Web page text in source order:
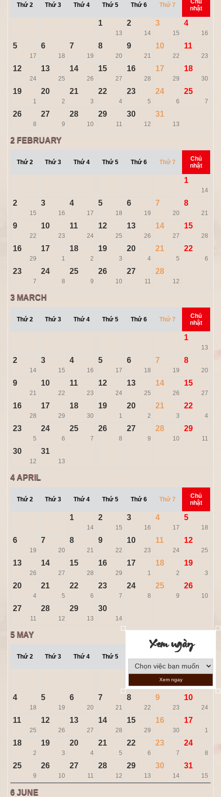
Xem ngày
Xem ngay
Thứ 2 Thứ 3 Thứ 4 Thứ 5 Thứ 6 Thứ 7
Chủ
nhật
1
13
2
14
3
15
4
16
5
17
6
18
7
19
8
20
9
21
10
22
11
23
12
24
13
25
14
26
15
27
16
28
17
29
18
30
19
1
20
2
21
3
22
4
23
5
24
6
25
7
26
8
27
9
28
10
29
11
30
12
31
13
2 FEBRUARY
Thứ 2 Thứ 3 Thứ 4 Thứ 5 Thứ 6 Thứ 7
Chủ
nhật
1
14
2
15
3
16
4
17
5
18
6
19
7
20
8
21
9
22
10
23
11
24
12
25
13
26
14
27
15
28
16
29
17
1
18
2
19
3
20
4
21
5
22
6
23
7
24
8
25
9
26
10
27
11
28
12
3 MARCH
Thứ 2 Thứ 3 Thứ 4 Thứ 5 Thứ 6 Thứ 7
Chủ
nhật
1
13
2
14
3
15
4
16
5
17
6
18
7
19
8
20
9
21
10
22
11
23
12
24
13
25
14
26
15
27
16
28
17
29
18
30
19
1
20
2
21
3
22
4
23
5
24
6
25
7
26
8
27
9
28
10
29
11
30
12
31
13
4 APRIL
Thứ 2 Thứ 3 Thứ 4 Thứ 5 Thứ 6 Thứ 7
Chủ
nhật
1
14
2
15
3
16
4
17
5
18
6
19
7
20
8
21
9
22
10
23
11
24
12
25
13
26
14
27
15
28
16
29
17
1
18
2
19
3
20
4
21
5
22
6
23
7
24
8
25
9
26
10
27
11
28
12
29
13
30
14
5 MAY
Thứ 2 Thứ 3 Thứ 4 Thứ 5
Chủ
nhật
1
15
2
16
3
17
4
18
5
19
6
20
7
21
8
22
9
23
10
24
11
25
12
26
13
27
14
28
15
29
16
30
17
1
18
2
19
3
20
4
21
5
22
6
23
7
24
8
25
9
26
10
27
11
28
12
29
13
30
14
31
15
6 JUNE